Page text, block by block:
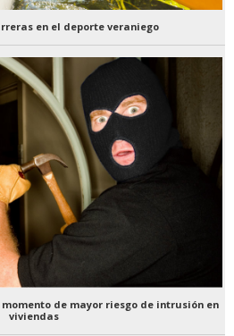
en el deporte veraniego
de mayor riesgo de intrusión en
viviendas